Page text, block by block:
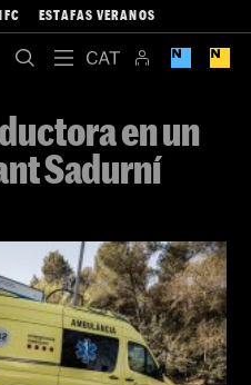
ESTAFAS VERANOS
en un
Sadurní